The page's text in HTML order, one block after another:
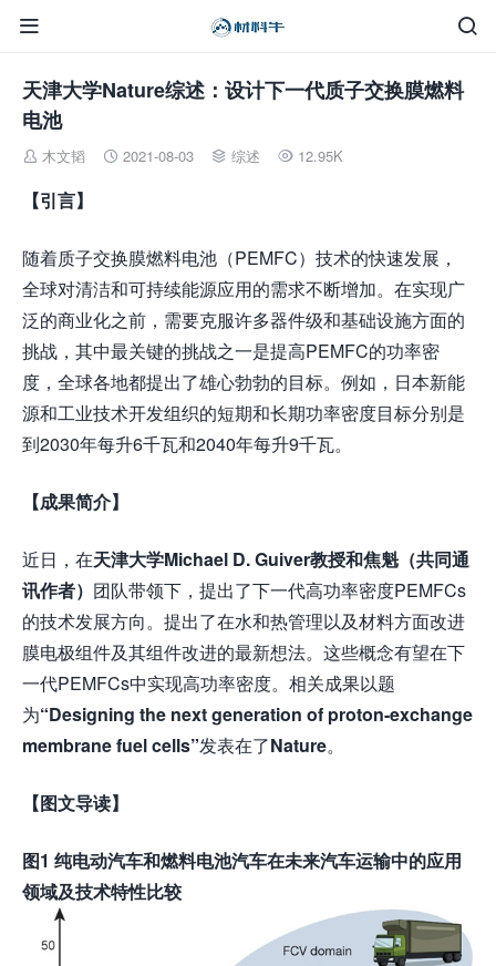


天津大学Nature综述：设计下一代质子交换膜燃料
电池
 木文韬  2021-08-03  综述  12.95K
【引言】
随着质子交换膜燃料电池（PEMFC）技术的快速发展，
全球对清洁和可持续能源应用的需求不断增加。在实现广
泛的商业化之前，需要克服许多器件级和基础设施方面的
挑战，其中最关键的挑战之一是提高PEMFC的功率密
度，全球各地都提出了雄心勃勃的目标。例如，日本新能
源和工业技术开发组织的短期和长期功率密度目标分别是
到2030年每升6千瓦和2040年每升9千瓦。
【成果简介】
近日，在天津大学Michael D. Guiver教授和焦魁 （共同通
讯作者） 团队带领下，提出了下一代高功率密度PEMFCs
的技术发展方向。提出了在水和热管理以及材料方面改进
膜电极组件及其组件改进的最新想法。这些概念有望在下
一代PEMFCs中实现高功率密度。相关成果以题
为“Designing the next generation of proton-exchange
membrane fuel cells”发表在了Nature。
【图文导读】
图1 纯电动汽车和燃料电池汽车在未来汽车运输中的应用
领域及技术特性比较